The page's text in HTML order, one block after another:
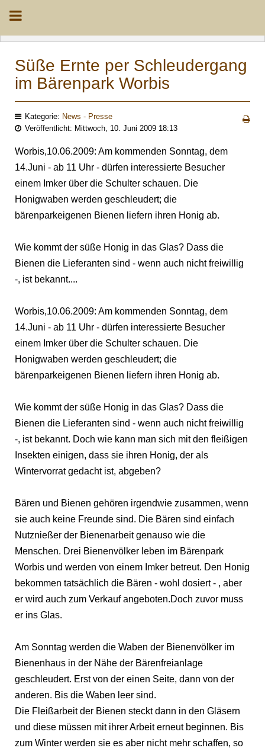
Süße Ernte per Schleudergang
im Bärenpark Worbis
Kategorie: News - Presse
Veröffentlicht: Mittwoch, 10. Juni 2009 18:13
Worbis,10.06.2009: Am kommenden Sonntag, dem
14.Juni - ab 11 Uhr - dürfen interessierte Besucher
einem Imker über die Schulter schauen. Die
Honigwaben werden geschleudert; die
bärenparkeigenen Bienen liefern ihren Honig ab.
Wie kommt der süße Honig in das Glas? Dass die
Bienen die Lieferanten sind - wenn auch nicht freiwillig
-, ist bekannt....
Worbis,10.06.2009: Am kommenden Sonntag, dem
14.Juni - ab 11 Uhr - dürfen interessierte Besucher
einem Imker über die Schulter schauen. Die
Honigwaben werden geschleudert; die
bärenparkeigenen Bienen liefern ihren Honig ab.
Wie kommt der süße Honig in das Glas? Dass die
Bienen die Lieferanten sind - wenn auch nicht freiwillig
-, ist bekannt. Doch wie kann man sich mit den fleißigen
Insekten einigen, dass sie ihren Honig, der als
Wintervorrat gedacht ist, abgeben?
Bären und Bienen gehören irgendwie zusammen, wenn
sie auch keine Freunde sind. Die Bären sind einfach
Nutznießer der Bienenarbeit genauso wie die
Menschen. Drei Bienenvölker leben im Bärenpark
Worbis und werden von einem Imker betreut. Den Honig
bekommen tatsächlich die Bären - wohl dosiert - , aber
er wird auch zum Verkauf angeboten.Doch zuvor muss
er ins Glas.
Am Sonntag werden die Waben der Bienenvölker im
Bienenhaus in der Nähe der Bärenfreianlage
geschleudert. Erst von der einen Seite, dann von der
anderen. Bis die Waben leer sind.
Die Fleißarbeit der Bienen steckt dann in den Gläsern
und diese müssen mit ihrer Arbeit erneut beginnen. Bis
zum Winter werden sie es aber nicht mehr schaffen, so